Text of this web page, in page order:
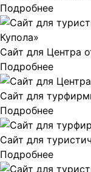
Подробнее
Сайт для Центра
Подробнее
Сайт для
Подробнее
Сайт для
Подробнее